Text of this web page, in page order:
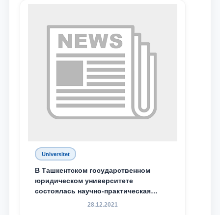
Ваше имя и фамилия
Ваш номер телефона
Universitet
В Ташкентском государственном
юридическом университете
состоялась научно-практическая
конференция магистрантов
28.12.2021